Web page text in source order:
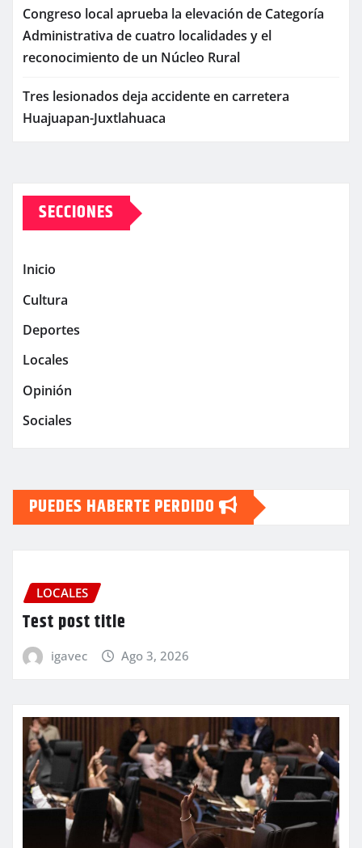
Congreso local aprueba la elevación de Categoría
Administrativa de cuatro localidades y el
reconocimiento de un Núcleo Rural
Tres lesionados deja accidente en carretera
Huajuapan-Juxtlahuaca
SECCIONES
Inicio
Cultura
Deportes
Locales
Opinión
Sociales
PUEDES HABERTE PERDIDO
LOCALES
Test post title
igavec Ago 3, 2026